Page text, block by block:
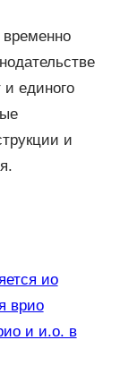
единого
и
ио
врио
и и.о. в